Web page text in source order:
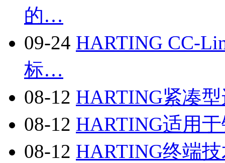
的…
09-24 HARTING CC-
标…
08-12 HARTING紧凑
08-12 HARTING适用
08-12 HARTING终端